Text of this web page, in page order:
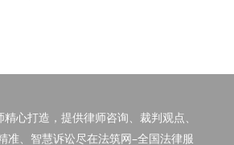
心打造，提供律师咨询、裁判观点、
准、智慧诉讼尽在法筑网–全国法律服